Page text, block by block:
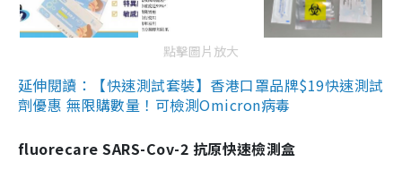
點擊圖片放大
延伸閱讀：【快速測試套裝】香港口罩品牌$19快速測試
劑優惠 無限購數量！可檢測Omicron病毒
fluorecare SARS-Cov-2 抗原快速檢測盒